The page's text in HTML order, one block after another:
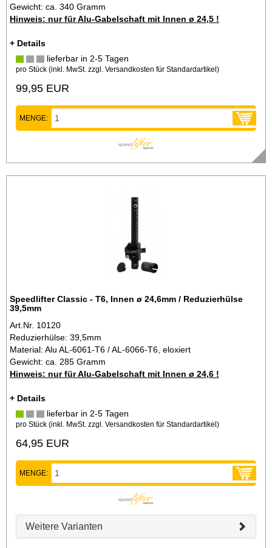
Gewicht: ca. 340 Gramm
Hinweis: nur für Alu-Gabelschaft mit Innen ø 24,5 !
+ Details
lieferbar in 2-5 Tagen
pro Stück (inkl. MwSt. zzgl. Versandkosten für Standardartikel)
99,95 EUR
MENGE:
Speedlifter Classic - T6, Innen ø 24,6mm / Reduzierhülse
39,5mm
Art.Nr. 10120
Reduzierhülse: 39,5mm
Material: Alu AL-6061-T6 / AL-6066-T6, eloxiert
Gewicht: ca. 285 Gramm
Hinweis: nur für Alu-Gabelschaft mit Innen ø 24,6 !
+ Details
lieferbar in 2-5 Tagen
pro Stück (inkl. MwSt. zzgl. Versandkosten für Standardartikel )
64,95 EUR
MENGE:
Weitere Varianten